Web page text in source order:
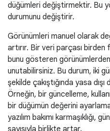
düğümleri değiştirmektir. Bu
durumunu değiştirir.
Görünümleri manuel olarak
artırır. Bir veri parçası
bunu gösteren
unutabilirsiniz. Bu durum, iki
şekilde çakıştığında yasa
Örneğin, bir güncelleme,
bir düğümün değerini
yazılım bakımı karmaşıklığı,
sayısıyla birlikte artar.